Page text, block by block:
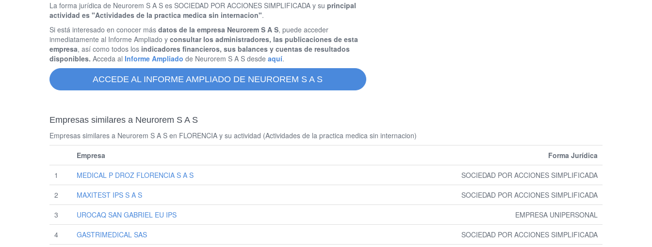
La forma jurídica de Neurorem S A S es SOCIEDAD POR ACCIONES SIMPLIFICADA y su principal
actividad es "Actividades de la practica medica sin internacion".
Si está interesado en conocer más datos de la empresa Neurorem S A S, puede acceder
inmediatamente al Informe Ampliado y consultar los administradores, las publicaciones de esta
empresa, así como todos los indicadores financieros, sus balances y cuentas de resultados
disponibles. Acceda al Informe Ampliado de Neurorem S A S desde aquí.
ACCEDE AL INFORME AMPLIADO DE NEUROREM S A S
Empresas similares a Neurorem S A S
Empresas similares a Neurorem S A S en FLORENCIA y su actividad (Actividades de la practica medica sin internacion)
Empresa Forma Jurídica
1 MEDICAL P DROZ FLORENCIA S A S SOCIEDAD POR ACCIONES SIMPLIFICADA
2 MAXITEST IPS S A S SOCIEDAD POR ACCIONES SIMPLIFICADA
3 UROCAQ SAN GABRIEL EU IPS EMPRESA UNIPERSONAL
4 GASTRIMEDICAL SAS SOCIEDAD POR ACCIONES SIMPLIFICADA